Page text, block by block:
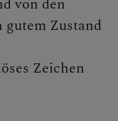
Zustand
Zeichen